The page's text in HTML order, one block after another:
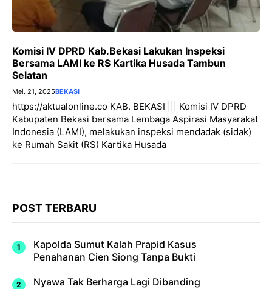
Komisi IV DPRD Kab.Bekasi Lakukan Inspeksi
Bersama LAMI ke RS Kartika Husada Tambun
Selatan
Mei. 21, 2025BEKASI
https://aktualonline.co KAB. BEKASI ||| Komisi IV DPRD
Kabupaten Bekasi bersama Lembaga Aspirasi Masyarakat
Indonesia (LAMI), melakukan inspeksi mendadak (sidak)
ke Rumah Sakit (RS) Kartika Husada
POST TERBARU
Kapolda Sumut Kalah Prapid Kasus
Penahanan Cien Siong Tanpa Bukti
Nyawa Tak Berharga Lagi Dibanding